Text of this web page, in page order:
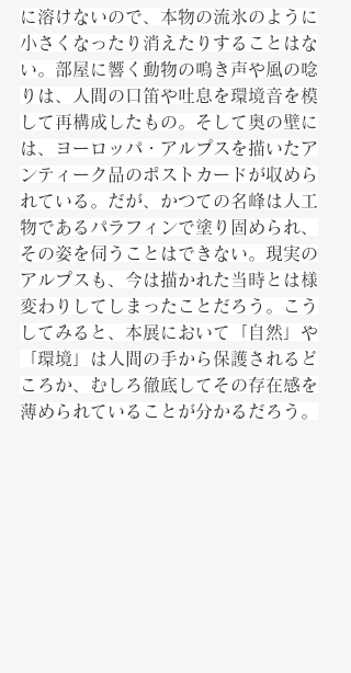
に溶けないので、本物の流氷のように
小さくなったり消えたりすることはな
い。部屋に響く動物の鳴き声や風の唸
りは、人間の口笛や吐息を環境音を模
して再構成したもの。そして奥の壁に
は、ヨーロッパ・アルプスを描いたア
ンティーク品のポストカードが収めら
れている。だが、かつての名峰は人工
物であるパラフィンで塗り固められ、
その姿を伺うことはできない。現実の
アルプスも、今は描かれた当時とは様
変わりしてしまったことだろう。こう
してみると、本展において「自然」や
「環境」は人間の手から保護されるど
ころか、むしろ徹底してその存在感を
薄められていることが分かるだろう。